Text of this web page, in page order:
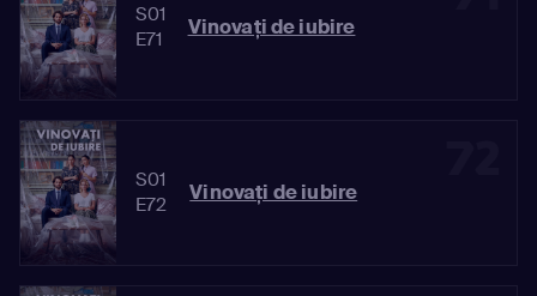
S01
E71
Vinovaţi de iubire
S01
E72
Vinovaţi de iubire